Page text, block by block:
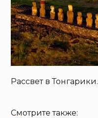
Рассвет в Тонгарики.
Смотрите также: